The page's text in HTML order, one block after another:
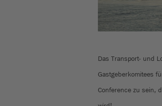
Das Transport- und
Gastgeberkomitees
Conference zu sein,